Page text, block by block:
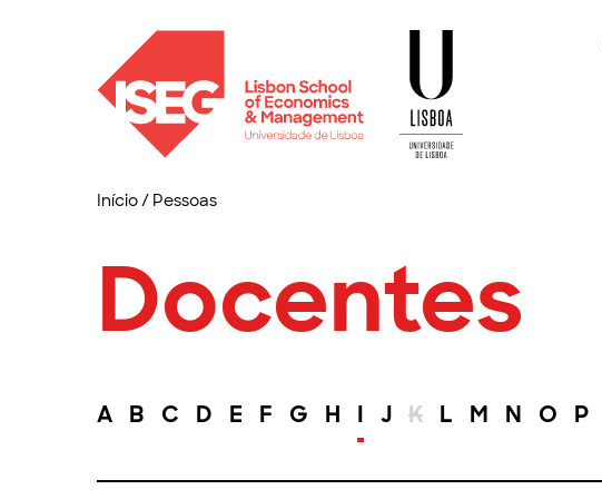
Início/ Pessoas
Docentes
A B C D E F G H I J K L M N O P